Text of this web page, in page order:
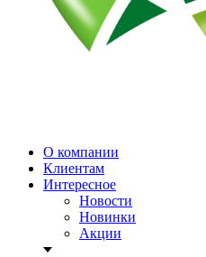
О компании
Клиентам
Интересное
Новости
Новинки
Акции